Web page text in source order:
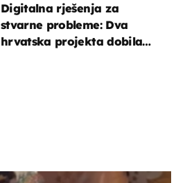
Digitalna rješenja za
stvarne probleme: Dva
hrvatska projekta dobila